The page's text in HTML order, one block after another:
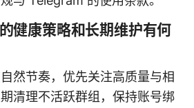
健康策略和长期维护有何
然节奏，优先关注高质量与相
清理不活跃群组，保持账号绑